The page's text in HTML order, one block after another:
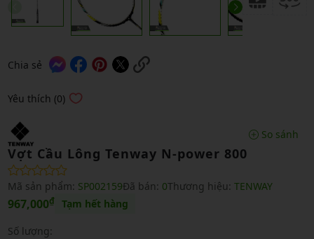
Chia sẻ
Yêu thích (0)
So sánh
Vợt Cầu Lông Tenway N-power 800
Mã sản phẩm: SP002159Đã bán: 0Thương hiệu: TENWAY
967,000₫ Tạm hết hàng
Số lượng: